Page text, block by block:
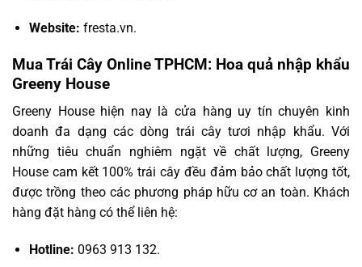
Website: fresta.vn.
Mua Trái Cây Online TPHCM: Hoa quả nhập khẩu
Greeny House
Greeny House hiện nay là cửa hàng uy tín chuyên kinh
doanh đa dạng các dòng trái cây tươi nhập khẩu. Với
những tiêu chuẩn nghiêm ngặt về chất lượng, Greeny
House cam kết 100% trái cây đều đảm bảo chất lượng tốt,
được trồng theo các phương pháp hữu cơ an toàn. Khách
hàng đặt hàng có thể liên hệ:
Hotline: 0963 913 132.